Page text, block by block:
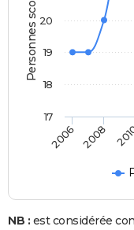
2006 2008
17
18
19
20
NB : est considérée